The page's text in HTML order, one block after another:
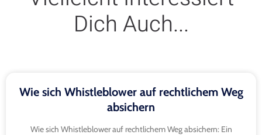
Dich Auch...
Wie sich Whistleblower auf rechtlichem Weg
absichern
Wie sich Whistleblower auf rechtlichem Weg absichern: Ein